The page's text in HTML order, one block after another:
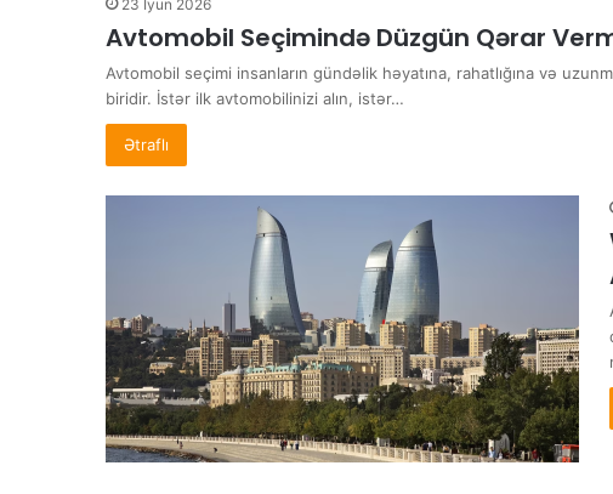
23 İyun 2026
Avtomobil Seçimində Düzgün Qərar
Avtomobil seçimi insanların gündəlik həyatına, rahatlığına və
biridir. İstər ilk avtomobilinizi alın, istər…
Ətraflı